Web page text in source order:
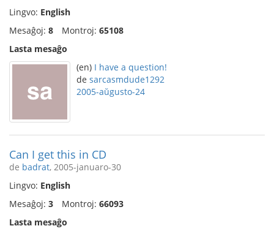
Lingvo: English
Mesaĝoj: 8 Montroj: 65108
Lasta mesaĝo
(en) I have a question!
de sarcasmdude1292
2005-aŭgusto-24
Can I get this in CD
de badrat, 2005-januaro-30
Lingvo: English
Mesaĝoj: 3 Montroj: 66093
Lasta mesaĝo